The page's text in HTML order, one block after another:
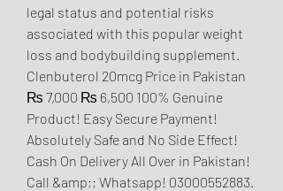
legal status and potential risks
associated with this popular weight
loss and bodybuilding supplement.
Clenbuterol 20mcg Price in Pakistan
₨ 7,000 ₨ 6,500 100% Genuine
Product! Easy Secure Payment!
Absolutely Safe and No Side Effect!
Cash On Delivery All Over in Pakistan!
Call &amp;; Whatsapp! 03000552883.